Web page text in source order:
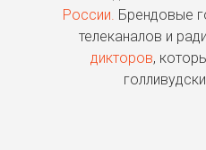
России. Брендовые
телеканалов и
дикторов,